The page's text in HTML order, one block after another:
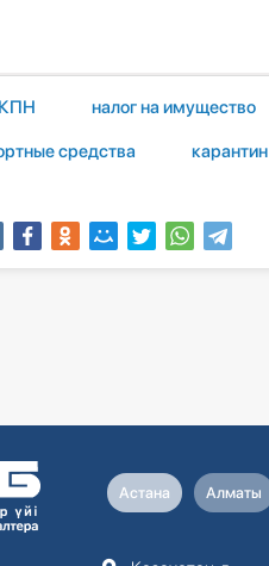
КПН налог на имущество
средства карантин
Астана Алматы